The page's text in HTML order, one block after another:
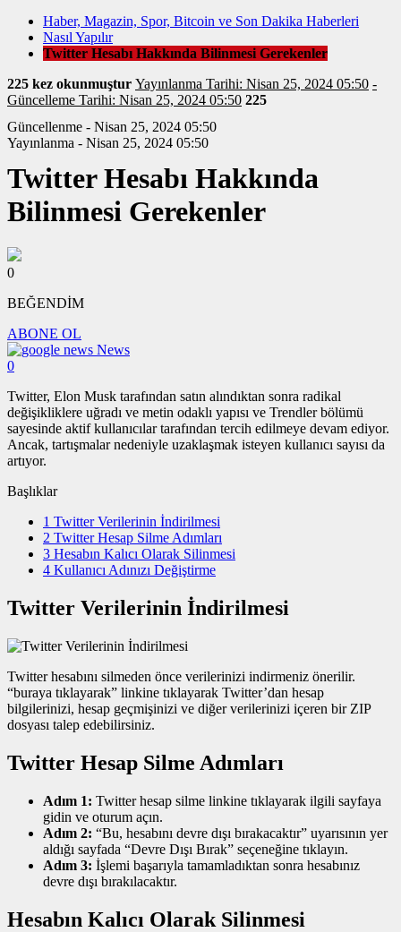
Haber, Magazin, Spor, Bitcoin ve Son Dakika Haberleri
Nasıl Yapılır
Twitter Hesabı Hakkında Bilinmesi Gerekenler
225 kez okunmuştur Yayınlanma Tarihi: Nisan 25, 2024 05:50 -
Güncelleme Tarihi: Nisan 25, 2024 05:50 225
Güncellenme - Nisan 25, 2024 05:50
Yayınlanma - Nisan 25, 2024 05:50
Twitter Hesabı Hakkında
Bilinmesi Gerekenler
0
BEĞENDİM
ABONE OL
News
0
Twitter, Elon Musk tarafından satın alındıktan sonra radikal
değişikliklere uğradı ve metin odaklı yapısı ve Trendler bölümü
sayesinde aktif kullanıcılar tarafından tercih edilmeye devam ediyor.
Ancak, tartışmalar nedeniyle uzaklaşmak isteyen kullanıcı sayısı da
artıyor.
Başlıklar
1 Twitter Verilerinin İndirilmesi
2 Twitter Hesap Silme Adımları
3 Hesabın Kalıcı Olarak Silinmesi
4 Kullanıcı Adınızı Değiştirme
Twitter Verilerinin İndirilmesi
Twitter hesabını silmeden önce verilerinizi indirmeniz önerilir.
“buraya tıklayarak” linkine tıklayarak Twitter’dan hesap
bilgilerinizi, hesap geçmişinizi ve diğer verilerinizi içeren bir ZIP
dosyası talep edebilirsiniz.
Twitter Hesap Silme Adımları
Adım 1: Twitter hesap silme linkine tıklayarak ilgili sayfaya
gidin ve oturum açın.
Adım 2: “Bu, hesabını devre dışı bırakacaktır” uyarısının yer
aldığı sayfada “Devre Dışı Bırak” seçeneğine tıklayın.
Adım 3: İşlemi başarıyla tamamladıktan sonra hesabınız
devre dışı bırakılacaktır.
Hesabın Kalıcı Olarak Silinmesi